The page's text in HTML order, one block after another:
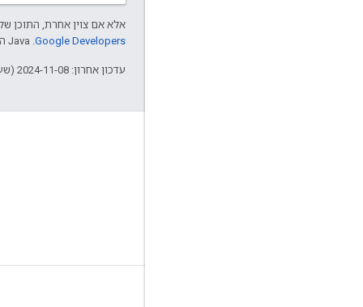
אלא אם צוין אחרת, התוכן של
Google Developers‏
עדכון אחרון: 2024-11-08 (שעון UTC).